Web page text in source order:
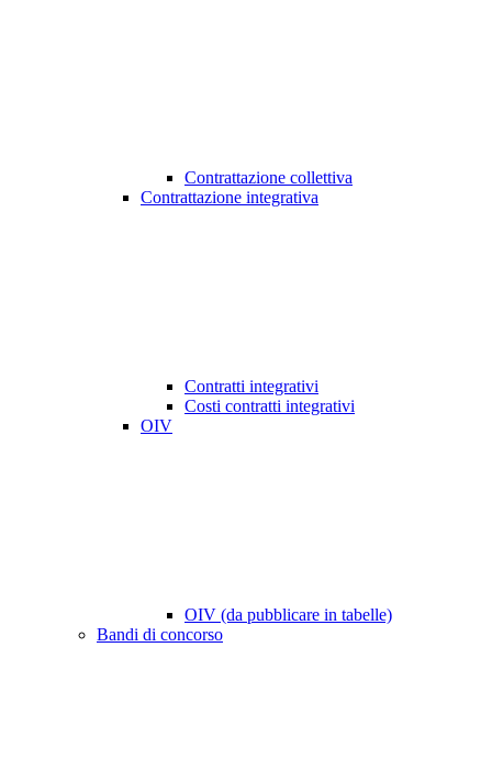
Contrattazione collettiva
Contrattazione integrativa
Contratti integrativi
Costi contratti integrativi
OIV
OIV (da pubblicare in tabelle)
Bandi di concorso